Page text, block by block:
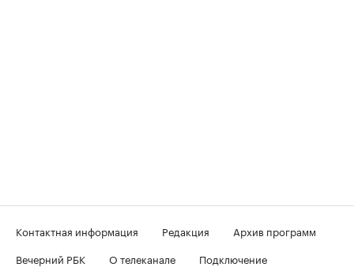
Контактная информация Редакция
Архив программ
Вечерний РБК
О телеканале
Подключение